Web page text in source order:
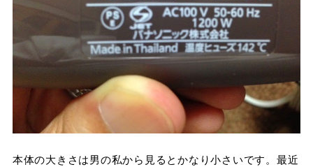
本体の大きさは男の私から見るとかなり小さいです。最近